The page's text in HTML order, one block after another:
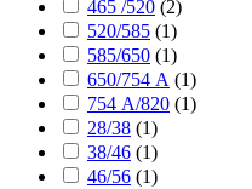
465 /520 (2)
520/585 (1)
585/650 (1)
650/754 А (1)
754 А/820 (1)
28/38 (1)
38/46 (1)
46/56 (1)